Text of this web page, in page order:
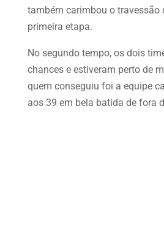
também carimbou o travessão
primeira etapa.
No segundo tempo, os dois
chances e estiveram perto de
quem conseguiu foi a equipe
aos 39 em bela batida de fora